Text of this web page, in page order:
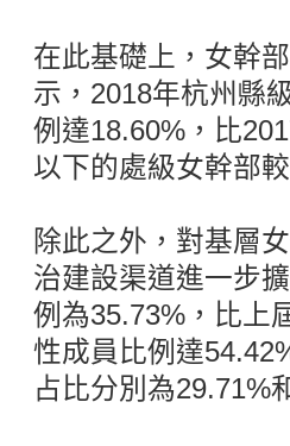
在此基礎上，女幹
示，2018年杭州縣
例達18.60%，比
以下的處級女幹部
除此之外，對基層
治建設渠道進一步
例為35.73%，比上
性成員比例達
占比分別為29.71%